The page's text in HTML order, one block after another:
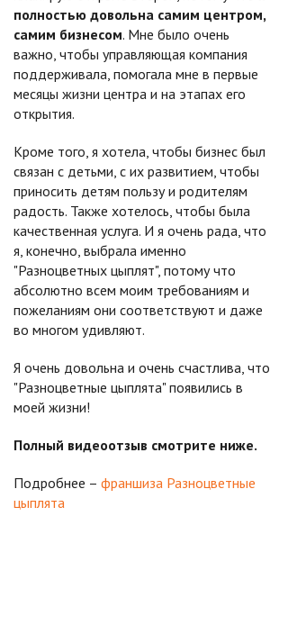
полностью довольна самим центром,
самим бизнесом. Мне было очень
важно, чтобы управляющая компания
поддерживала, помогала мне в первые
месяцы жизни центра и на этапах его
открытия.
Кроме того, я хотела, чтобы бизнес был
связан с детьми, с их развитием, чтобы
приносить детям пользу и родителям
радость. Также хотелось, чтобы была
качественная услуга. И я очень рада, что
я, конечно, выбрала именно
"Разноцветных цыплят", потому что
абсолютно всем моим требованиям и
пожеланиям они соответствуют и даже
во многом удивляют.
Я очень довольна и очень счастлива, что
"Разноцветные цыплята" появились в
моей жизни!
Полный видеоотзыв смотрите ниже.
Подробнее – франшиза Разноцветные
цыплята